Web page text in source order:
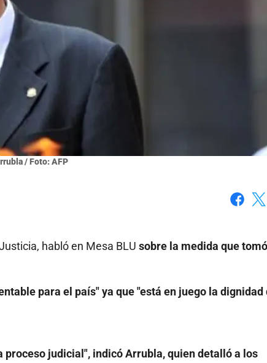
/ Foto: AFP
habló en Mesa BLU sobre la medida que
para el país" ya que "está en juego la dignidad
judicial", indicó Arrubla, quien detalló a los